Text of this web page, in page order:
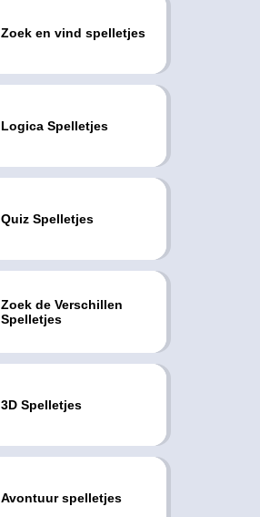
Zoek en vind spelletjes
Logica Spelletjes
Quiz Spelletjes
Zoek de Verschillen
Spelletjes
3D Spelletjes
Avontuur spelletjes